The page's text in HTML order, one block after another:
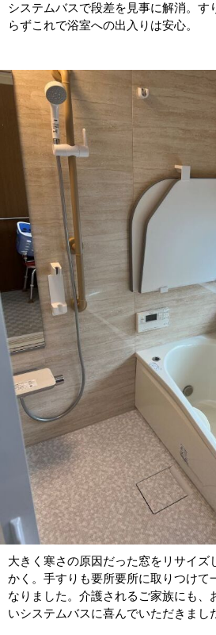
システムバスで段差を見事に解消。す
らずこれで浴室への出入りは安心。
大きく寒さの原因だった窓をリサイズ
かく。手すりも要所要所に取りつけて
なりました。介護されるご家族にも、
いシステムバスに喜んでいただきまし